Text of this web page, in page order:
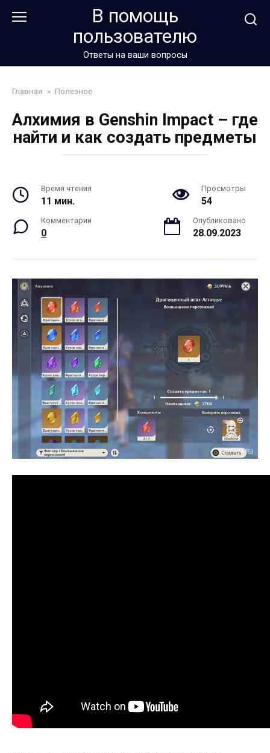
В помощь
пользователю
Ответы на ваши вопросы
Главная » Полезное
Алхимия в Genshin Impact – где
найти и как создать предметы
Время чтения
11 мин.
Просмотры
54
Комментарии
0
Опубликовано
28.09.2023